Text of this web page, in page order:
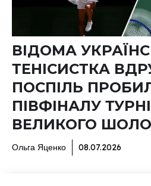
ВІДОМА
ТЕНІСИСТКА
ПОСПІЛЬ
ПІВФІНАЛУ
ВЕЛИКОГО
Ольга Яценко 08.07.2026